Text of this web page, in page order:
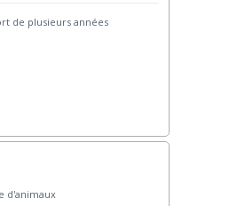
de plusieurs années
d'animaux